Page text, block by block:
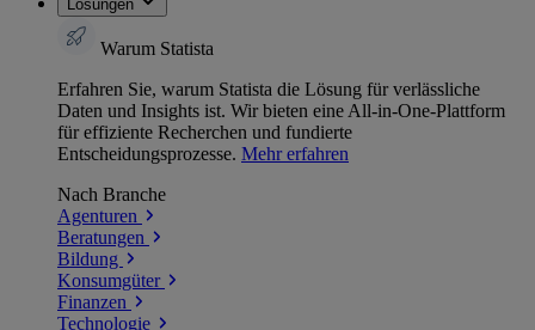
Lösungen
Warum Statista
Erfahren Sie, warum Statista die Lösung für verlässliche
Daten und Insights ist. Wir bieten eine All-in-One-Plattform
für effiziente Recherchen und fundierte
Entscheidungsprozesse. Mehr erfahren
Nach Branche
Agenturen
Beratungen
Bildung
Konsumgüter
Finanzen
Technologie